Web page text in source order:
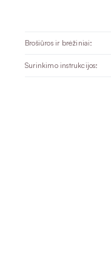
Brošiūros ir brėžiniai:
Surinkimo instrukcijos: